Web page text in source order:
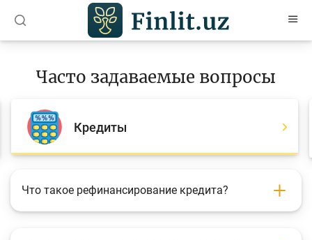
Учебные материалы
Проекты
Часто задаваемые вопросы
Кредиты
Что такое рефинансирование кредита?